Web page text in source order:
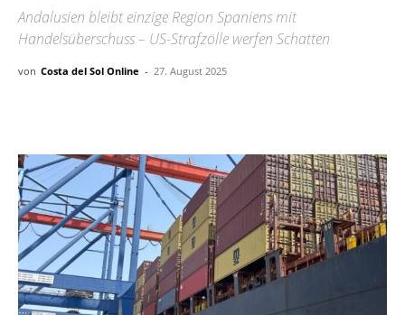
Andalusien bleibt einzige Region Spaniens mit
Handelsüberschuss – US-Strafzölle werfen Schatten
von Costa del Sol Online - 27. August 2025